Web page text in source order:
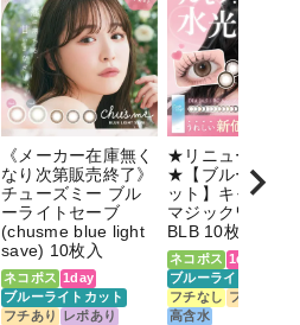
《メーカー在庫無く
なり次第販売終了》
チューズミー ブル
ーライトセーブ
(chusme blue light
save) 10枚入
ネコポス 1day
ブルーライトカット
フチあり
レポあり
★リニューアル
★【ブルーライ
ット】キャンデ
マジックワンデ
BLB 10枚
ネコポス 1day
ブルーライトカット
フチなし フチあり
高含水